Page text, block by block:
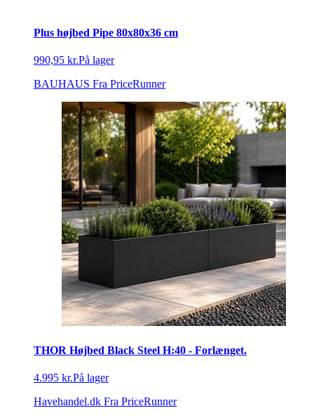
Plus højbed Pipe 80x80x36 cm
990,95 kr.På lager
BAUHAUS Fra PriceRunner
THOR Højbed Black Steel H:40 - Forlænget.
4.995 kr.På lager
Havehandel.dk Fra PriceRunner